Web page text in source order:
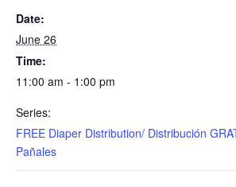
Date:
June 26
Time:
11:00 am - 1:00 pm
Series:
FREE Diaper Distribution/ Distribución
Pañales